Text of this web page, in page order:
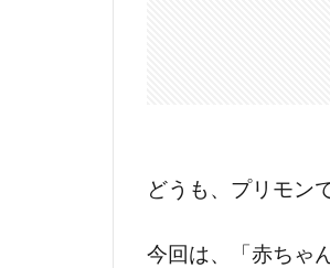
どうも、プリモン
今回は、「赤ちゃ